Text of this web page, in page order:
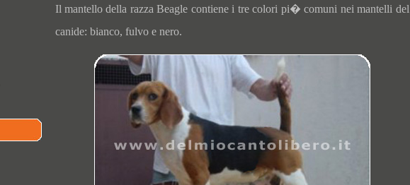
Il mantello della razza Beagle contiene i tre colori pi� comuni nei mantelli del
canide: bianco, fulvo e nero.